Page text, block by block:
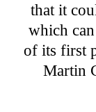
that it
which
of its first
Martin